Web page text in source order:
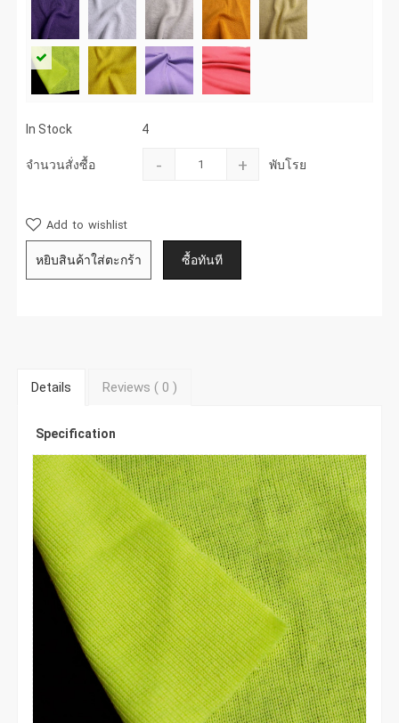
In Stock 4
จำนวนสั่งซื้อ - + พับโรย
Add to wishlist
Details Reviews ( 0)
Specification